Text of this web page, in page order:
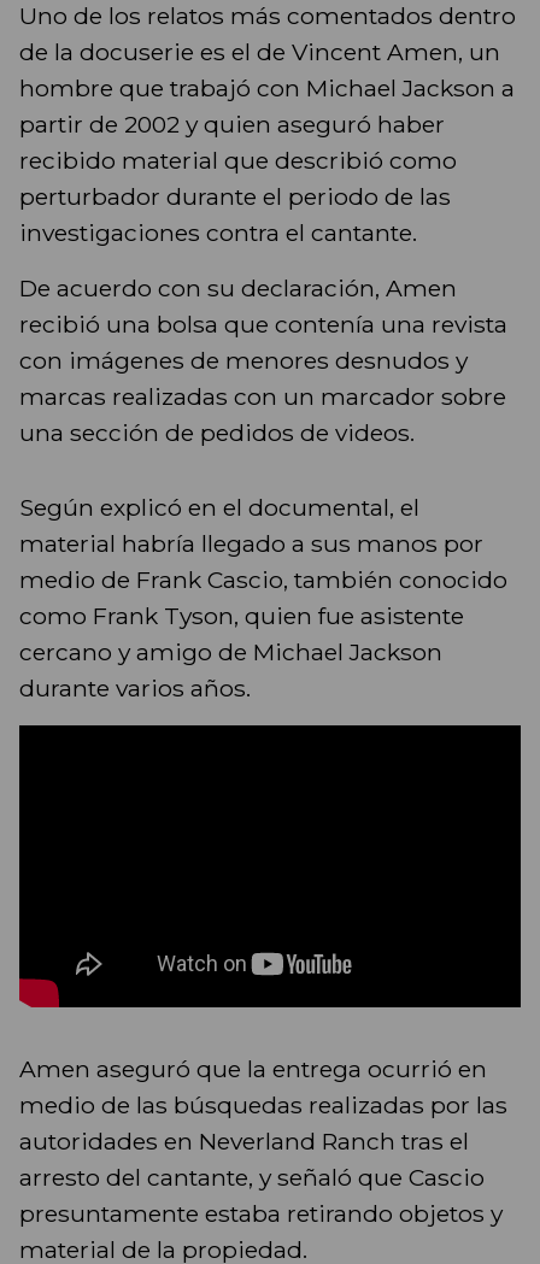
Uno de los relatos más comentados dentro
de la docuserie es el de Vincent Amen, un
hombre que trabajó con Michael Jackson a
partir de 2002 y quien aseguró haber
recibido material que describió como
perturbador durante el periodo de las
investigaciones contra el cantante.
De acuerdo con su declaración, Amen
recibió una bolsa que contenía una revista
con imágenes de menores desnudos y
marcas realizadas con un marcador sobre
una sección de pedidos de videos.
Según explicó en el documental, el
material habría llegado a sus manos por
medio de Frank Cascio, también conocido
como Frank Tyson, quien fue asistente
cercano y amigo de Michael Jackson
durante varios años.
Amen aseguró que la entrega ocurrió en
medio de las búsquedas realizadas por las
autoridades en Neverland Ranch tras el
arresto del cantante, y señaló que Cascio
presuntamente estaba retirando objetos y
material de la propiedad.